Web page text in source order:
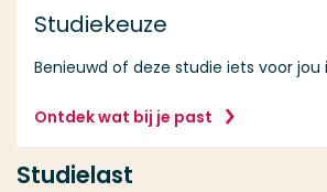
Studiekeuze
Benieuwd of deze studie iets voor jou
Ontdek wat bij je past
Studielast